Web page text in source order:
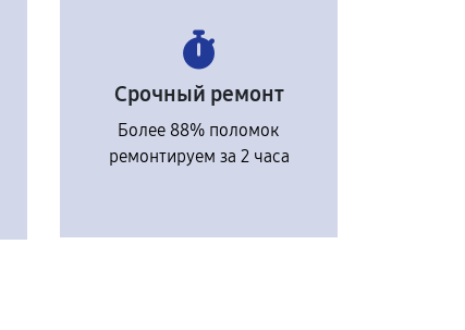
Срочный ремонт
Более 88% поломок
ремонтируем за 2 часа